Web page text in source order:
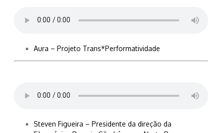
Aura – Projeto Trans*Performatividade
Steven Figueira – Presidente da direção da